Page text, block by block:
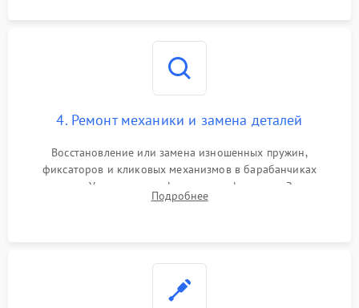
4. Ремонт механики и замена деталей
Восстановление или замена изношенных пружин,
фиксаторов и кликовых механизмов в барабанчиках
поправок. Устранение люфтов в трансфокаторе. Замена
поврежденных линз, разбитой сетки или восстановление
Подробнее